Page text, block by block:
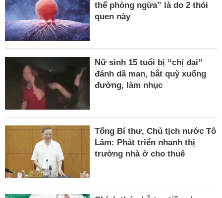
thể phòng ngừa” là do 2 thói
quen này
Nữ sinh 15 tuổi bị “chị đại”
đánh dã man, bắt quỳ xuống
đường, làm nhục
Tổng Bí thư, Chủ tịch nước Tô
Lâm: Phát triển nhanh thị
trường nhà ở cho thuê